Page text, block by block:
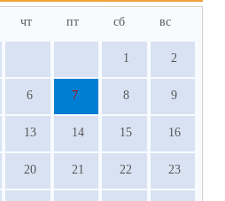
чт пт сб вс
1 2
6 7 8 9
13 14 15 16
20 21 22 23